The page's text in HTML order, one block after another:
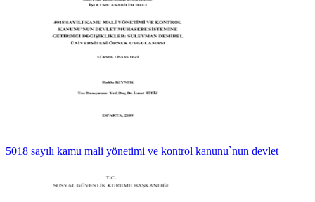
5018 sayılı kamu mali yönetimi ve kontrol kanunu`nun devlet